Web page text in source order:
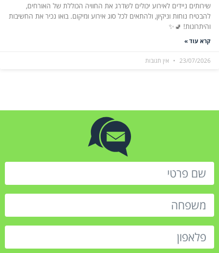
שירותים ניידים לאירוע יכולים לשדרג את החוויה הכוללת של האורחים,
להבטיח נוחות וניקיון, ולהתאים לכל סוג אירוע ומיקום. בואו נכיר את החשיבות
והיתרונות! 🚽✨
קרא עוד »
23/07/2026 אין תגובות